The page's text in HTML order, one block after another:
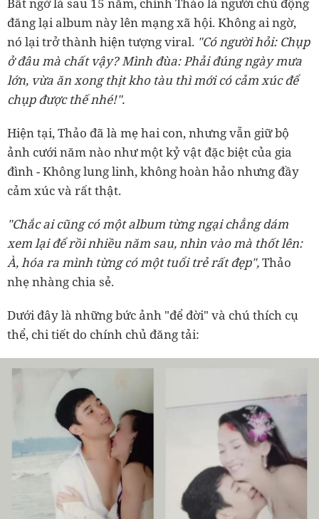
đăng lại album này lên mạng xã hội. Không ai ngờ,
nó lại trở thành hiện tượng viral. "Có người hỏi: Chụp
ở đâu mà chất vậy? Mình đùa: Phải đúng ngày mưa
lớn, vừa ăn xong thịt kho tàu thì mới có cảm xúc để
chụp được thế nhé!".
Hiện tại, Thảo đã là mẹ hai con, nhưng vẫn giữ bộ
ảnh cưới năm nào như một kỷ vật đặc biệt của gia
đình - Không lung linh, không hoàn hảo nhưng đầy
cảm xúc và rất thật.
"Chắc ai cũng có một album từng ngại chẳng dám
xem lại để rồi nhiều năm sau, nhìn vào mà thốt lên:
À, hóa ra mình từng có một tuổi trẻ rất đẹp",Thảo
nhẹ nhàng chia sẻ.
Dưới đây là những bức ảnh "để đời" và chú thích cụ
thể, chi tiết do chính chủ đăng tải: